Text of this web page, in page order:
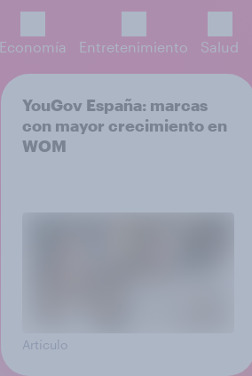
Economía Entretenimiento Salud
YouGov España: marcas
con mayor crecimiento en
WOM
Artículo